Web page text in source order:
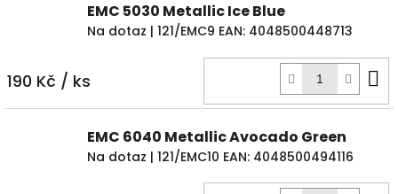
EMC 5030 Metallic Ice Blue
Na dotaz | 121/EMC9 EAN: 4048500448713
190 Kč / ks
EMC 6040 Metallic Avocado Green
Na dotaz | 121/EMC10 EAN: 4048500494116